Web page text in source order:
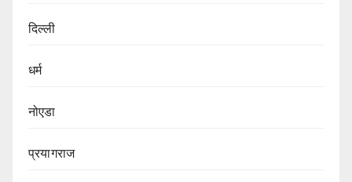
दिल्ली
धर्म
नोएडा
प्रयागराज